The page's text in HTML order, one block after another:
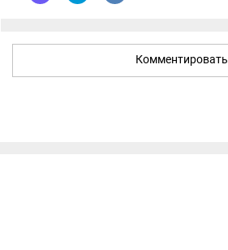
Комментировать